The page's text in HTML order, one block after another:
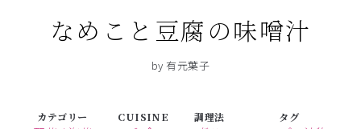
なめこと豆腐の味噌汁
by 有元葉子
カテゴリー CUISINE 調理法 タグ